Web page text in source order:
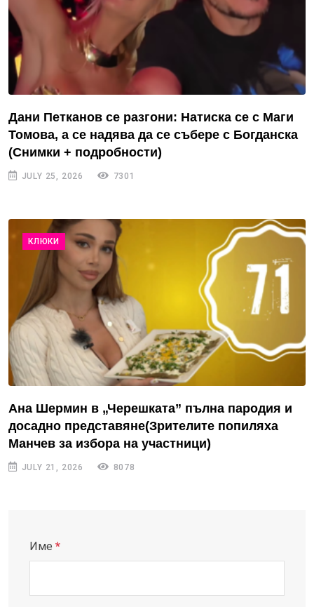
Дани Петканов се разгони: Натиска се с Маги
Томова, а се надява да се събере с Богданска
(Снимки + подробности)
JULY 25, 2026 7301
КЛЮКИ
Ана Шермин в „Черешката” пълна пародия и
досадно представяне(Зрителите попиляха
Манчев за избора на участници)
JULY 21, 2026 8078
Име *